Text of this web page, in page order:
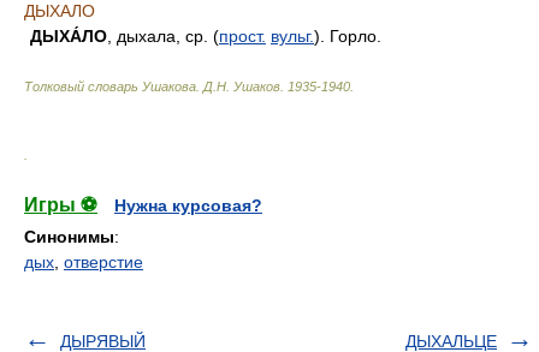
ДЫХАЛО
ДЫХА́ЛО , дыхала, ср. (прост. вульг.). Горло.
Толковый словарь Ушакова Д.Н. Ушаков. 1935-1940
Игры ⚽
Нужна курсовая?
Синонимы:
дых отверстие
ДЫРЯВЫЙ ДЫХАЛЬЦЕ